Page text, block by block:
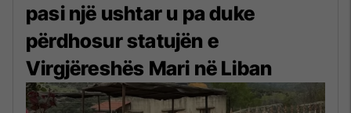
pasi një ushtar u pa duke
përdhosur statujën e
Virgjëreshës Mari në Liban